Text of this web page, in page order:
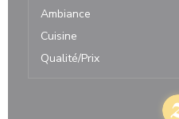
Ambiance
Cuisine
Qualité/Prix